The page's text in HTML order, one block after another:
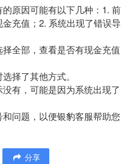
原因可能有以下几种：1. 前
充值；2. 系统出现了错误导
全部，查看是否有现金充值
择了其他方式。
有，可能是因为系统出现了
问题，以便银豹客服帮助您
分享